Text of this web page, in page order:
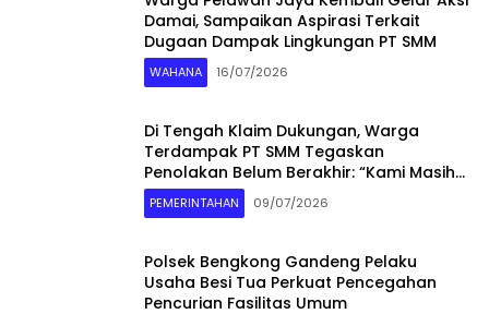
Damai, Sampaikan Aspirasi Terkait
Dugaan Dampak Lingkungan PT SMM
WAHANA 16/07/2026
Di Tengah Klaim Dukungan, Warga
Terdampak PT SMM Tegaskan
Penolakan Belum Berakhir: “Kami Masih
Merasakan Dampaknya”
PEMERINTAHAN 09/07/2026
Polsek Bengkong Gandeng Pelaku
Usaha Besi Tua Perkuat Pencegahan
Pencurian Fasilitas Umum